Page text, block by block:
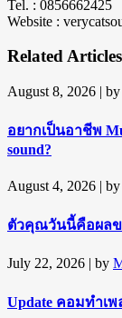
Tel. : 0856662425
Website :
Related Articles
August 8, 2026 | by
อยากเป็นอาชีพ
sound?
August 4, 2026 | by
ตัวคุณวันนี้คือผลข
July 22, 2026 | by
Update คอมทำเพ